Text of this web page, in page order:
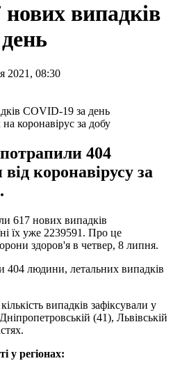
нових випадків
2021, 08:30
коронавірус за добу
404
коронавірусу за
617 нових випадків
їх уже 2239591. Про це
здоров'я в четвер, 8 липня.
404 людини, летальних випадків
випадків зафіксували у
(41), Львівській
у регіонах: